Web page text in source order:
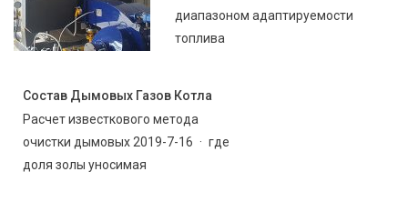
диапазоном адаптируемости
топлива
Состав Дымовых Газов Котла
Расчет известкового метода
очистки дымовых 2019-7-16 · где
доля золы уносимая